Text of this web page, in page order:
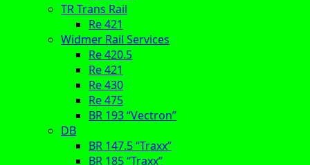
TR Trans Rail
Re 421
Widmer Rail Services
Re 420.5
Re 421
Re 430
Re 475
BR 193 “Vectron”
DB
BR 147.5 “Traxx”
BR 185 “Traxx”